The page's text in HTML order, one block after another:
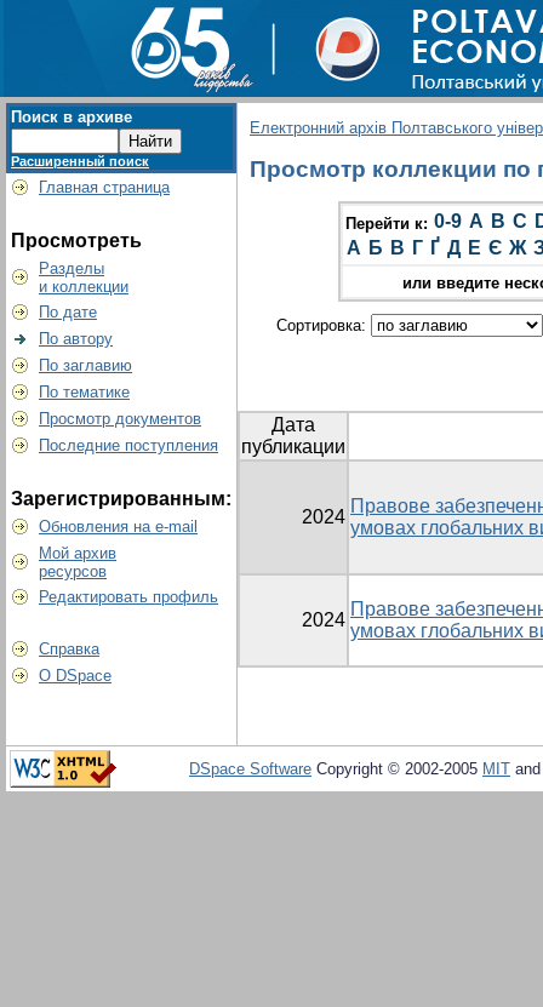
Поиск в архиве
Расширенный поиск
Главная страница
Просмотреть
Разделы
и коллекции
По дате
По автору
По заглавию
По тематике
Просмотр документов
Последние поступления
Зарегистрированным:
Обновления на e-mail
Мой архив
ресурсов
Редактировать профиль
Справка
О DSpace
Електронний архів Полтавського
Просмотр коллекции по
Перейти к: 0-9 A B C
А Б В Г Ґ Д Е Є Ж
или введите
Сортировка:
Дата
публикации
2024
Правове
умовах глобальних
2024
Правове
умовах глобальних
DSpace Software Copyright © 2002-2005 MIT